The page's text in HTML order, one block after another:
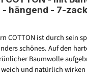
hängend - 7-
COTTON ist durch sein
schönes. Auf den
Baumwolle
und natürlich wirken